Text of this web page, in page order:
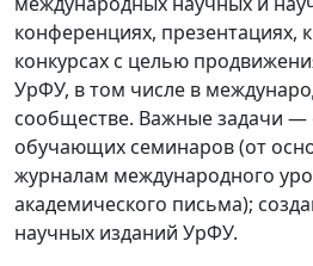
конференциях, презентациях,
конкурсах с целью
УрФУ, в том числе в
сообществе. Важные задачи —
обучающих семинаров (от
журналам международного
академического письма);
научных изданий УрФУ.